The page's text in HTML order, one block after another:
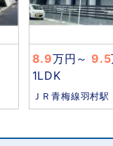
8.9万円 ～ 9.5
1LDK
ＪＲ青梅線羽村